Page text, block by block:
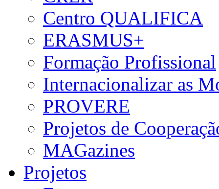
Centro QUALIFICA
ERASMUS+
Formação Profissional
Internacionalizar as
PROVERE
Projetos de
MAGazines
Projetos